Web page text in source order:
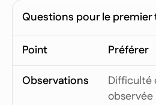
Questions pour le premier
Point Préférer
Observations
Difficulté
observée